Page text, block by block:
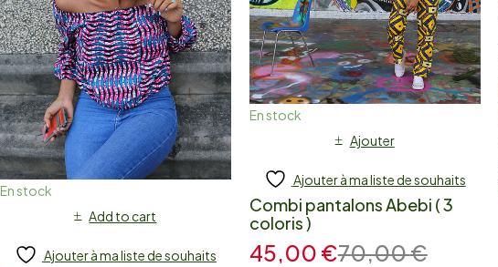
En stock
Add to cart
Ajouter à ma liste de souhaits
En stock
Ajouter
Ajouter à ma liste de souhaits
Combi pantalons Abebi ( 3
coloris )
70,00€
45,00 €